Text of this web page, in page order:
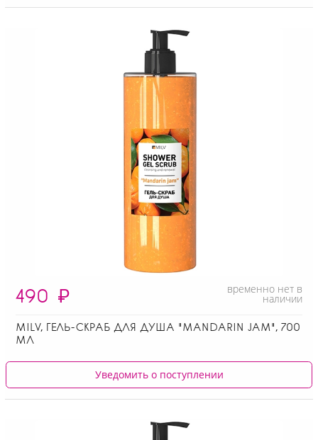
490 ₽ временно нет в
наличии
MILV, ГЕЛЬ-СКРАБ ДЛЯ ДУША "MANDARIN JAM", 700
МЛ
Уведомить о поступлении